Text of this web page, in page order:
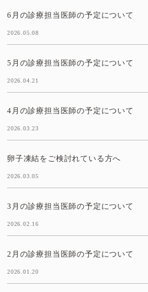
6月の診療担当医師の予定について
2026.05.08
5月の診療担当医師の予定について
2026.04.21
4月の診療担当医師の予定について
2026.03.23
卵子凍結をご検討れている方へ
2026.03.05
3月の診療担当医師の予定について
2026.02.16
2月の診療担当医師の予定について
2026.01.20